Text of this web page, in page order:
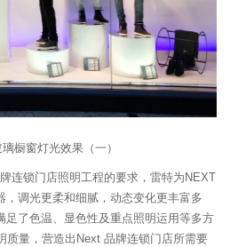
橱窗灯光效果（一）
连锁门店照明工程的要求，雷特为NEXT
，调光更柔和细腻，动态变化更丰富多
足了色温、显色性及重点照明运用等多方
质量，营造出Next 品牌连锁门店所需要